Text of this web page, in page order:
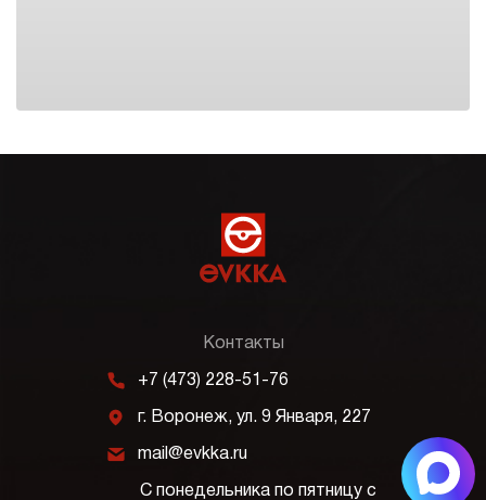
Контакты
m +7 (473) 228-51-76
j г. Воронеж, ул. 9 Января, 227
k mail@evkka.ru
С понедельника по пятницу с